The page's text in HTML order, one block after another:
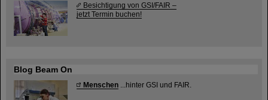
Besichtigung von GSI/FAIR –
jetzt Termin buchen!
Blog Beam On
Menschen ...hinter GSI und FAIR.